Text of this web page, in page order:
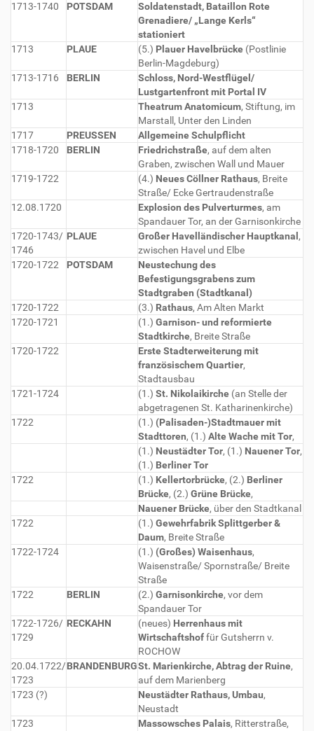
1713-1740
POTSDAM
Soldatenstadt, Bataillon Rote
Grenadiere/ „Lange Kerls“
stationiert
1713
PLAUE (5.) Plauer Havelbrücke (Postlinie
Berlin-Magdeburg)
1713-1716
BERLIN
Schloss, Nord-Westflügel/
Lustgartenfront mit Portal IV
1713
Theatrum Anatomicum, Stiftung, im
Marstall, Unter den Linden
1717
PREUSSEN
Allgemeine Schulpflicht
1718-1720
BERLIN Friedrichstraße, auf dem alten
Graben, zwischen Wall und Mauer
1719-1722
(4.) Neues Cöllner Rathaus, Breite
Straße/ Ecke Gertraudenstraße
12.08.1720
Explosion des Pulverturmes, am
Spandauer Tor, an der Garnisonkirche
1720-1743/
1746
PLAUE Großer Havelländischer Hauptkanal ,
zwischen Havel und Elbe
1720-1722
POTSDAM
Neustechung des
Befestigungsgrabens zum
Stadtgraben (Stadtkanal)
1720-1722
(3.) Rathaus, Am Alten Markt
1720-1721
(1.) Garnison- und reformierte
Stadtkirche, Breite Straße
1720-1722
Erste Stadterweiterung mit
französischem Quartier,
Stadtausbau
1721-1724
(1.) St. Nikolaikirche (an Stelle der
abgetragenen St. Katharinenkirche)
1722
(1.) (Palisaden-)Stadtmauer mit
Stadttoren, (1.) Alte Wache mit Tor,
(1.) Neustädter Tor, (1.) Nauener Tor,
(1.) Berliner Tor
1722
(1.) Kellertorbrücke, (2.) Berliner
Brücke, (2.) Grüne Brücke,
Nauener Brücke, über den Stadtkanal
1722
(1.) Gewehrfabrik Splittgerber &
Daum, Breite Straße
1722-1724
(1.) (Großes) Waisenhaus,
Waisenstraße/ Spornstraße/ Breite
Straße
1722
BERLIN (2.) Garnisonkirche, vor dem
Spandauer Tor
1722-1726/
1729
RECKAHN (neues) Herrenhaus mit
Wirtschaftshoffür Gutsherrn v.
ROCHOW
20.04.1722/
1723
BRANDENBURGSt. Marienkirche, Abtrag der Ruine,
auf dem Marienberg
1723 (?)
Neustädter Rathaus, Umbau,
Neustadt
1723
Massowsches Palais, Ritterstraße,